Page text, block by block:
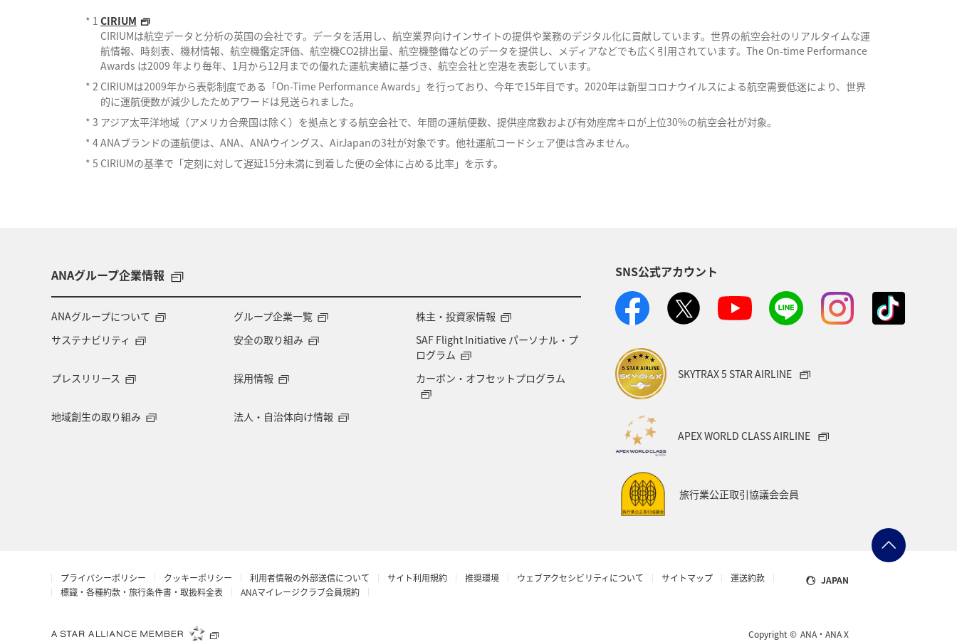
* 1 CIRIUM
CIRIUMは航空データと分析の英国の会社です。データを活用し、航空業界向けインサイトの提供や業務のデジタル化に貢献しています。世界の航空会社のリアルタイムな運
航情報、時刻表、機材情報、航空機鑑定評価、航空機CO2排出量、航空機整備などのデータを提供し、メディアなどでも広く引用されています。The On-time Performance
Awards は2009 年より毎年、1月から12月までの優れた運航実績に基づき、航空会社と空港を表彰しています。
* 2 CIRIUMは2009年から表彰制度である「On-Time Performance Awards」を行っており、今年で15年目です。2020年は新型コロナウイルスによる航空需要低迷により、世界
的に運航便数が減少したためアワードは見送られました。
* 3 アジア太平洋地域（アメリカ合衆国は除く）を拠点とする航空会社で、年間の運航便数、提供座席数および有効座席キロが上位30%の航空会社が対象。
* 4ANAブランドの運航便は、ANA、ANAウイングス、AirJapanの3社が対象です。他社運航コードシェア便は含みません。
* 5 CIRIUMの基準で「定刻に対して遅延15分未満に到着した便の全体に占める比率」を示す。
ANAグループ企業情報
ANAグループについて グループ企業一覧
株主・投資家情報
サステナビリティ
安全の取り組み
SAF Flight Initiative パーソナル・プ
ログラム
プレスリリース
採用情報 カーボン・オフセットプログラム
地域創生の取り組み 法人・自治体向け情報
SNS公式アカウント
SKYTRAX 5 STAR AIRLINE
APEX WORLD CLASS AIRLINE
旅行業公正取引協議会会員
プライバシーポリシー クッキーポリシー 利用者情報の外部送信について サイト利用規約 推奨環境 ウェブアクセシビリティについて サイトマップ
運送約款
標識・各種約款・旅行条件書・取扱料金表
ANAマイレージクラブ会員規約
JAPAN
Copyright © ANA・ANA X